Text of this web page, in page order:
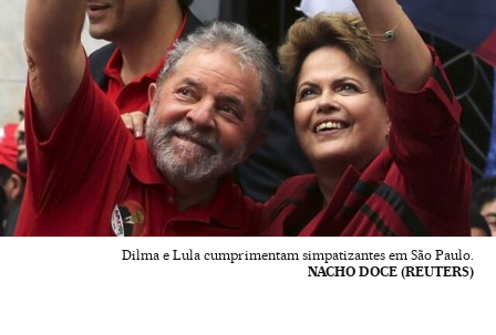
Dilma e Lula cumprimentam simpatizantes em São Paulo.
NACHO DOCE (REUTERS)